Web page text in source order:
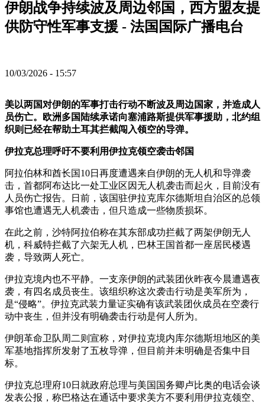
伊朗战争持续波及周边邻国，西方盟友提
供防守性军事支援 - 法国国际广播电台
10/03/2026 - 15:57
美以两国对伊朗的军事打击行动不断波及周边国家，并造成人
员伤亡。欧洲多国陆续承诺向塞浦路斯提供军事援助，北约组
织则已经在帮助土耳其拦截闯入领空的导弹。
伊拉克总理呼吁不要利用伊拉克领空袭击邻国
阿拉伯林和酋长国10日再度遭遇来自伊朗的无人机和导弹袭
击，首都阿布达比一处工业区因无人机袭击而起火，目前没有
人员伤亡报告。日前，该国驻伊拉克库尔德斯坦自治区的总领
事馆也遭遇无人机袭击，但只造成一些物质损坏。
在此之前，沙特阿拉伯称在其东部成功拦截了两架伊朗无人
机，科威特拦截了六架无人机，巴林王国首都一座居民楼遇
袭，导致两人死亡。
伊拉克境内也不平静。一支亲伊朗的武装团伙昨夜今晨遭遇夜
袭，有四名成员丧生。该组织称这次袭击行动是美军所为，
是“侵略”。伊拉克武装力量证实确有该武装团伙成员在空袭行
动中丧生，但并没有明确袭击行动是何人所为。
伊朗革命卫队周二则宣称，对伊拉克境内库尔德斯坦地区的美
军基地指挥所发射了五枚导弹，但目前并未明确是否集中目
标。
伊拉克总理府10日就政府总理与美国国务卿卢比奥的电话会谈
发表公报，称巴格达在通话中要求美方不要利用伊拉克领空、